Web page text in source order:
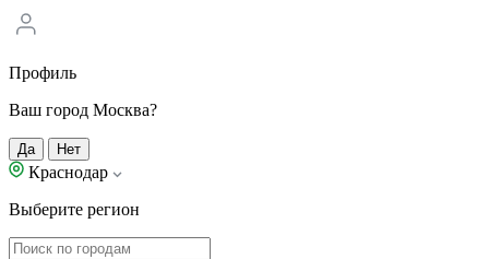
Профиль
Ваш город Москва?
Да Нет
Краснодар
Выберите регион